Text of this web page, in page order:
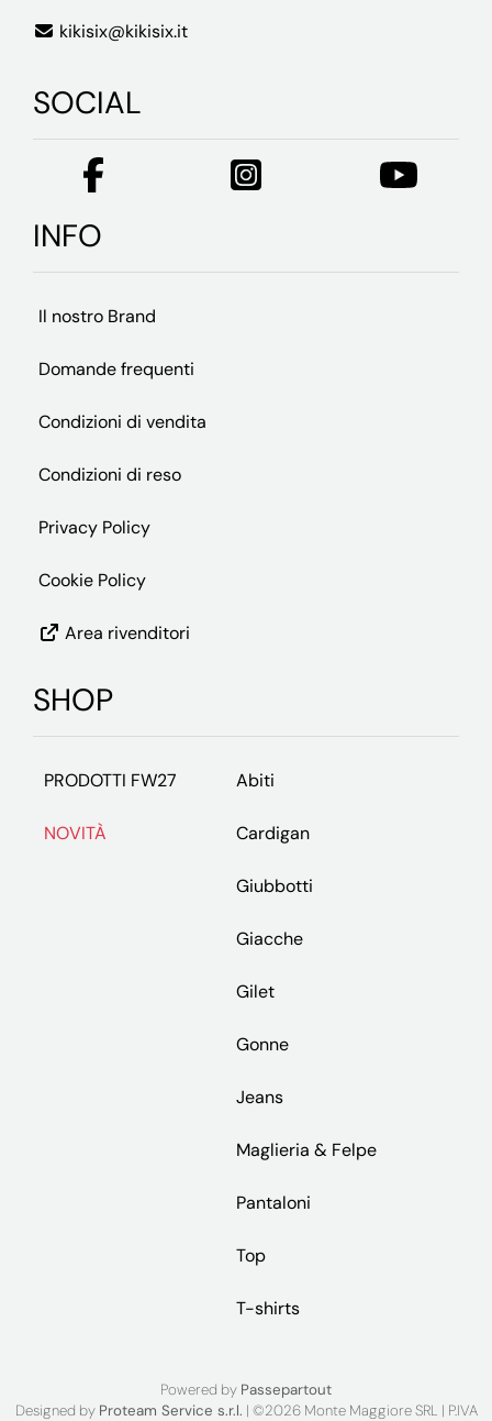
kikisix@kikisix.it
SOCIAL
INFO
Il nostro Brand
Domande frequenti
Condizioni di vendita
Condizioni di reso
Privacy Policy
Cookie Policy
Area rivenditori
SHOP
PRODOTTI FW27
NOVITÀ
Abiti
Cardigan
Giubbotti
Giacche
Gilet
Gonne
Jeans
Maglieria & Felpe
Pantaloni
Top
T-shirts
Powered by Passepartout
Designed by Proteam Service s.r.l. | ©2026 Monte Maggiore SRL | P.IVA